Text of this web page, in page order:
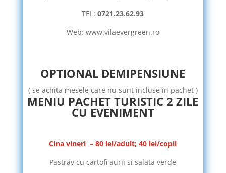
TEL: 0721.23.62.93
Web: www.vilaevergreen.ro
OPTIONAL DEMIPENSIUNE
( se achita mesele care nu sunt incluse in pachet )
MENIU PACHET TURISTIC 2 ZILE
CU EVENIMENT
Cina vineri – 80 lei/adult; 40 lei/copil
Pastrav cu cartofi aurii si salata verde